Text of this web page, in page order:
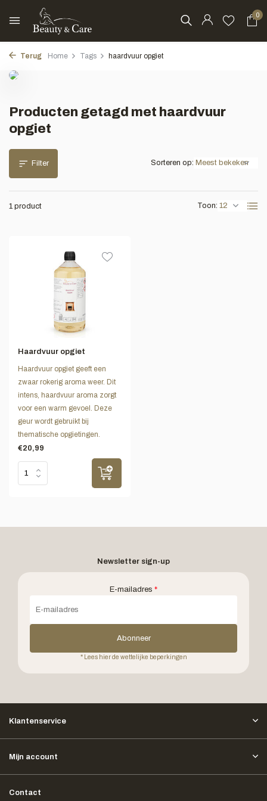
0
Terug Home Tags haardvuur opgiet
Producten getagd met haardvuur
opgiet
Filter
1 product Toon:
Sorteren op:
Haardvuur opgiet
Haardvuur opgiet geeft een
zwaar rokerig aroma weer. Dit
intens, haardvuur aroma zorgt
voor een warm gevoel. Deze
geur wordt gebruikt bij
thematische opgietingen.
€20,99
Newsletter sign-up
E-mailadres *
Abonneer
* Lees hier de wettelijke beperkingen
Klantenservice
Mijn account
Contact